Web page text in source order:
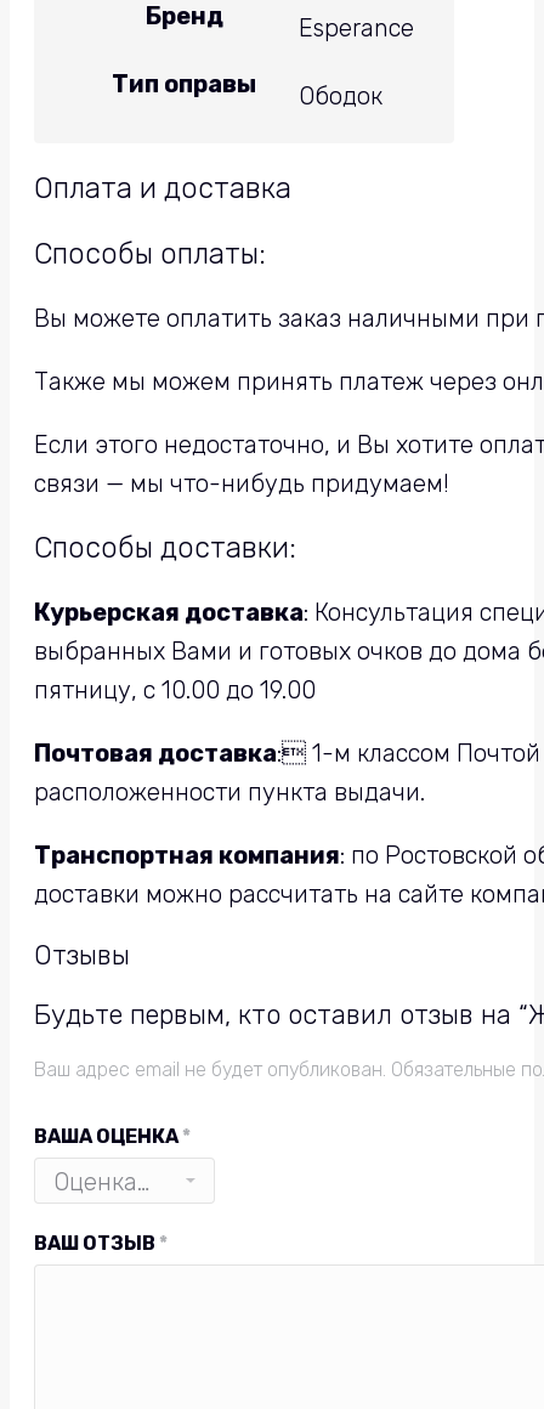
Бренд
Esperance
Тип оправы
Ободок
Оплата и доставка
Способы оплаты:
Вы можете оплатить заказ наличными при
Также мы можем принять платеж через
Если этого недостаточно, и Вы хотите
связи — мы что-нибудь придумаем!
Способы доставки:
Курьерская доставка: Консультация
выбранных Вами и готовых очков до дома
пятницу, с 10.00 до 19.00
Почтовая доставка: 1-м классом Почтой
расположенности пункта выдачи.
Транспортная компания: по Ростовской
доставки можно рассчитать на сайте
Отзывы
Будьте первым, кто оставил отзыв на
Ваш адрес email не будет опубликован. Обязательные
ВАША ОЦЕНКА*
ВАШ ОТЗЫВ *